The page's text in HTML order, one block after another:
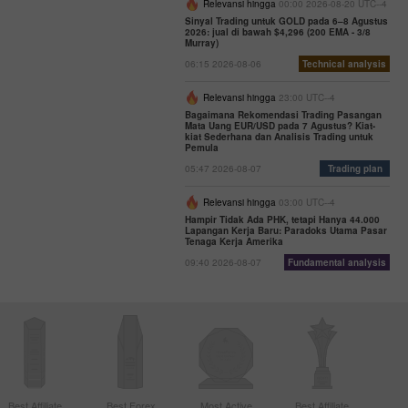
Relevansi hingga 00:00 2026-08-20 UTC--4
Sinyal Trading untuk GOLD pada 6–8 Agustus
2026: jual di bawah $4,296 (200 EMA - 3/8
Murray)
06:15 2026-08-06
Technical analysis
Relevansi hingga 23:00 UTC--4
Bagaimana Rekomendasi Trading Pasangan
Mata Uang EUR/USD pada 7 Agustus? Kiat-
kiat Sederhana dan Analisis Trading untuk
Pemula
05:47 2026-08-07
Trading plan
Relevansi hingga 03:00 UTC--4
Hampir Tidak Ada PHK, tetapi Hanya 44.000
Lapangan Kerja Baru: Paradoks Utama Pasar
Tenaga Kerja Amerika
09:40 2026-08-07
Fundamental analysis